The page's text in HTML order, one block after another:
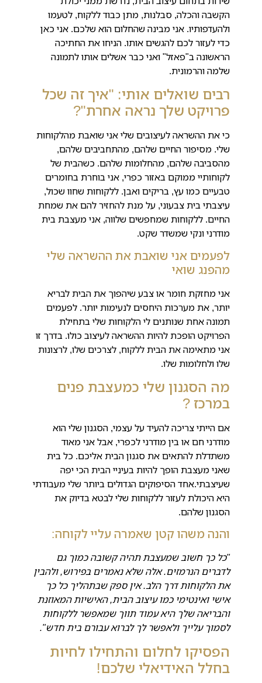
הקשבה והכלה, סבלנות, מתן כבוד ללקוח, לטעמו
ולהעדפותיו. אני מבינה שהחלום הוא שלכם. אני כאן
כדי לעזור לכם להגשים אותו. הניחו את החתיכה
הראשונה ב"פאזל" ואני כבר אשלים אותו לתמונה
שלמה והרמונית.
רבים שואלים אותי: "איך זה שכל
פרויקט שלך נראה אחרת"?
כי את ההשראה לעיצובים שלי אני שואבת מהלקוחות
שלי. מסיפור החיים שלהם, מהתחביבים שלהם,
מהסביבה שלהם, מהחלומות שלהם. כשהבית של
לקוחותיי ממוקם באזור כפרי, אני בוחרת בחומרים
טבעיים כמו עץ, בריקים ואבן. ללקוחות שחוו שכול,
עיצבתי בית צבעוני, על מנת להחזיר להם את שמחת
החיים. ללקוחות שמחפשים שלווה, אני מעצבת בית
מודרני ונקי שמשדר שקט.
לפעמים אני שואבת את ההשראה שלי
מהפנג שואי
אני מחזקת חומר או צבע שיהפוך את הבית לבריא
יותר, את מערכות היחסים לנעימות יותר. לפעמים
תמונה אחת שנותנים לי הלקוחות שלי בתחילת
הפרויקט הופכת להיות ההשראה לעיצוב כולו. בדרך זו
אני מתאימה את הבית ללקוח, לצרכים שלו, לרצונות
שלו ולחלומות שלו.
מה הסגנון שלי כמעצבת פנים
במרכז ?
אם הייתי צריכה להעיד על עצמי, הסגנון שלי הוא
מודרני חם או בין מודרני לכפרי, אבל אני מאוד
משתדלת להתאים את סגנון הבית אליכם. כל בית
שאני מעצבת הופך להיות בעיניי הבית הכי יפה
שעיצבתי.אחד הסיפוקים הגדולים ביותר שלי מעבודתי
היא היכולת לעזור ללקוחות שלי לבטא בדיוק את
הסגנון שלהם.
והנה משהו קטן שאמרה עליי לקוחה:
"כל כך חשוב שמעצבת תהיה קשובה כמוך גם
לדברים הנרמזים. אלה שלא נאמרים בפירוש, ולהבין
את הלקוחות דרך הלב. אין ספק שבתהליך כל כך
אישי ואינטימי כמו עיצוב הבית, האישיות המאוזנת
והבריאה שלך היא עמוד תווך שמאפשר ללקוחות
לסמוך עלייך ולאפשר לך לברוא עבורם בית חדש".
הפסיקו לחלום והתחילו לחיות
בחלל האידיאלי שלכם!